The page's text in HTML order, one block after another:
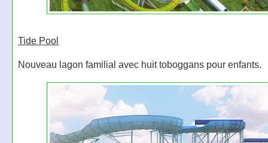
Tide Pool
Nouveau lagon familial avec huit toboggans pour enfants.